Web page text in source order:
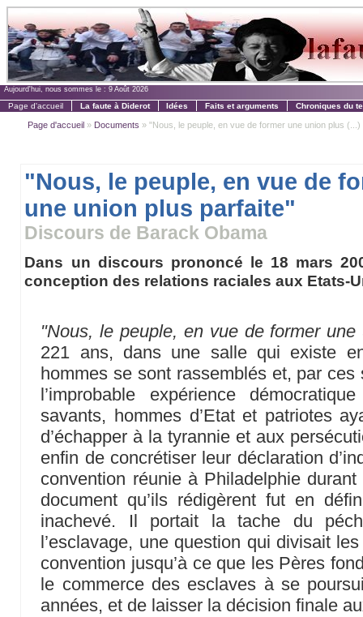
Aujourd'hui, nous sommes le : 9 Août 2026
Page d'accueil La faute à Diderot Idées Faits et arguments Chroniques du
Page d'accueil » Documents » "Nous, le peuple, en vue de former une union plus (...)
"Nous, le peuple, en vue de
une union plus parfaite"
Discours de Barack Obama
Dans un discours prononcé le 18 mars
conception des relations raciales aux Etats-
"Nous, le peuple, en vue de former
221 ans, dans une salle qui existe
hommes se sont rassemblés et, par
l’improbable expérience
savants, hommes d’Etat et patriotes
d’échapper à la tyrannie et aux
enfin de concrétiser leur déclaration
convention réunie à Philadelphie
document qu’ils rédigèrent fut en
inachevé. Il portait la tache du
l’esclavage, une question qui divisait
convention jusqu’à ce que les Pères
le commerce des esclaves à se
années, et de laisser la décision finale